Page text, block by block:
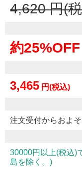
4,620 円(
約25%OFF
3,465 円(税込)
注文受付からおよ
30000円以上(税込)
島を除く。)